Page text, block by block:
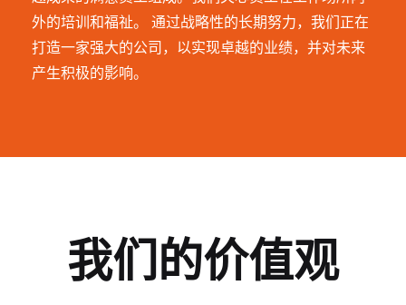
外的培训和福祉。 通过战略性的长期努力，我们正在
打造一家强大的公司，以实现卓越的业绩，并对未来
产生积极的影响。
我们的价值观